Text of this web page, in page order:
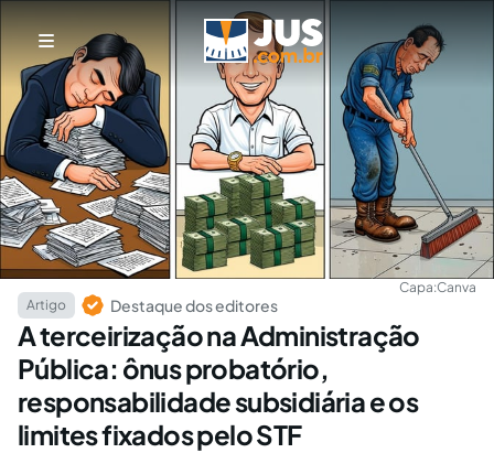
Capa:Canva
Artigo
Destaque dos editores
A terceirização na Administração
Pública: ônus probatório,
responsabilidade subsidiária e os
limites fixados pelo STF